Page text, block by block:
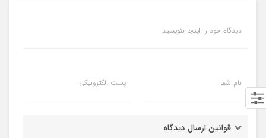
دیدگاه خود را اینجا بنویسید
نام شما پست الکترونیکی
قوانین ارسال دیدگاه